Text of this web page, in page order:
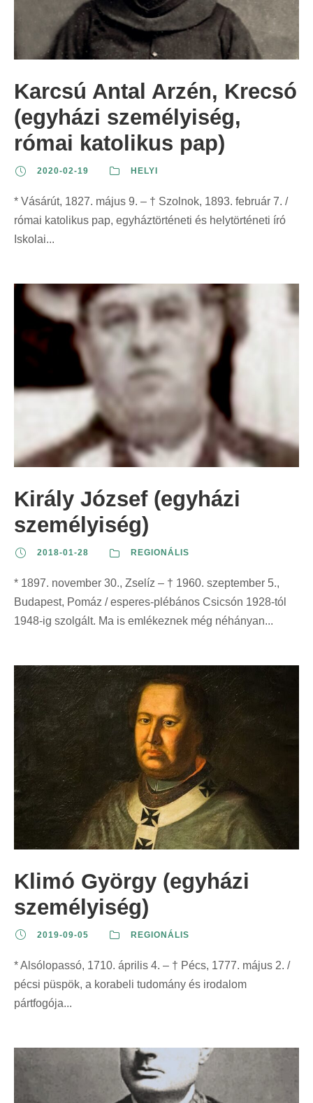
Karcsú Antal Arzén, Krecsó
(egyházi személyiség,
római katolikus pap)
2020-02-19 HELYI
* Vásárút, 1827. május 9. – † Szolnok, 1893. február 7. /
római katolikus pap, egyháztörténeti és helytörténeti író
Iskolai...
Király József (egyházi
személyiség)
2018-01-28 REGIONÁLIS
* 1897. november 30., Zselíz – † 1960. szeptember 5.,
Budapest, Pomáz / esperes-plébános Csicsón 1928-tól
1948-ig szolgált. Ma is emlékeznek még néhányan...
Klimó György (egyházi
személyiség)
2019-09-05 REGIONÁLIS
* Alsólopassó, 1710. április 4. – † Pécs, 1777. május 2. /
pécsi püspök, a korabeli tudomány és irodalom
pártfogója...